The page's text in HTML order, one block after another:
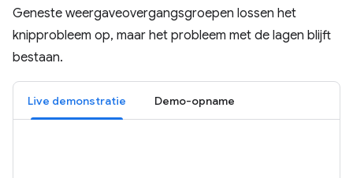
Geneste weergaveovergangsgroepen lossen het
knipprobleem op, maar het probleem met de lagen blijft
bestaan.
Live demonstratie Demo-opname